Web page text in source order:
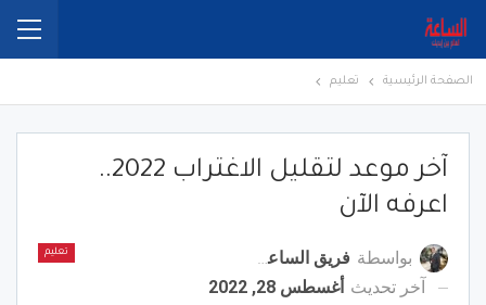
الصفحة الرئيسية تعليم
آخر موعد لتقليل الاغتراب 2022..
اعرفه الآن
تعليم بواسطة فريق الساعة برس
آخر تحديث أغسطس 28, 2022